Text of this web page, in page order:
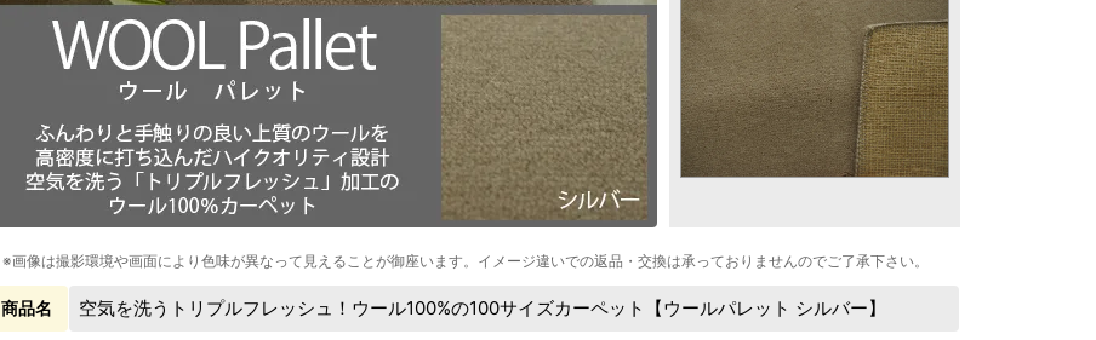
※画像は撮影環境や画面により色味が異なって見えることが御座います。イメージ違いでの返品・交換は承っておりませんのでご了承下さい。
商品名 空気を洗うトリプルフレッシュ！ウール100%の100サイズカーペット【ウールパレット シルバー】